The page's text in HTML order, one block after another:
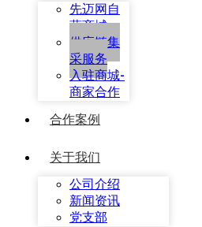
先迈网自
营商城
供应链集
采服务
入驻商城-
商家合作
合作案例
关于我们
公司介绍
新闻资讯
党支部